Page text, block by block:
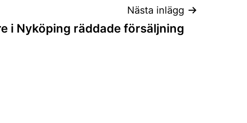
Nästa inlägg
i Nyköping räddade försäljning